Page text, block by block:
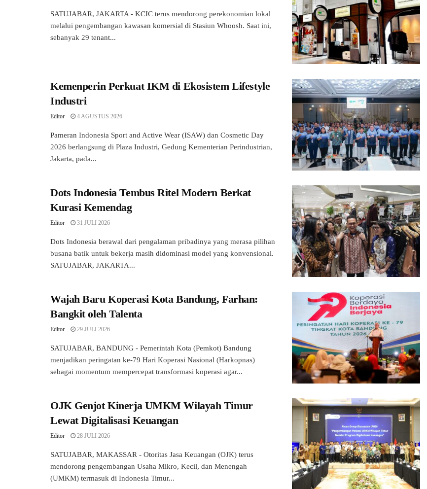
SATUJABAR, JAKARTA - KCIC terus mendorong perekonomian lokal
melalui pengembangan kawasan komersial di Stasiun Whoosh. Saat ini,
sebanyak 29 tenant...
Kemenperin Perkuat IKM di Ekosistem Lifestyle
Industri
Editor 4 AGUSTUS 2026
Pameran Indonesia Sport and Active Wear (ISAW) dan Cosmetic Day
2026 berlangsung di Plaza Industri, Gedung Kementerian Perindustrian,
Jakarta, pada...
Dots Indonesia Tembus Ritel Modern Berkat
Kurasi Kemendag
Editor 31 JULI 2026
Dots Indonesia berawal dari pengalaman pribadinya yang merasa pilihan
busana batik untuk bekerja masih didominasi model yang konvensional.
SATUJABAR, JAKARTA...
Wajah Baru Koperasi Kota Bandung, Farhan:
Bangkit oleh Talenta
Editor 29 JULI 2026
SATUJABAR, BANDUNG - Pemerintah Kota (Pemkot) Bandung
menjadikan peringatan ke-79 Hari Koperasi Nasional (Harkopnas)
sebagai momentum mempercepat transformasi koperasi agar...
OJK Genjot Kinerja UMKM Wilayah Timur
Lewat Digitalisasi Keuangan
Editor 28 JULI 2026
SATUJABAR, MAKASSAR - Otoritas Jasa Keuangan (OJK) terus
mendorong pengembangan Usaha Mikro, Kecil, dan Menengah
(UMKM) termasuk di Indonesia Timur...